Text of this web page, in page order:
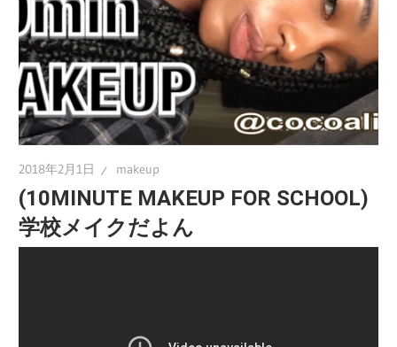
2018年2月1日 makeup
(10MINUTE MAKEUP FOR SCHOOL)
学校メイクだよん